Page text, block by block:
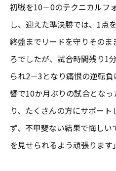
初戦を10－0のテクニカルフ
し、迎えた準決勝では、1点
終盤までリードを守りその
ろでしたが、試合時間残り1
られ2－3となり痛恨の逆転
響で10か月ぶりの試合とな
り、たくさんの方にサポー
ず、不甲斐ない結果で悔し
を見せられるよう頑張ります